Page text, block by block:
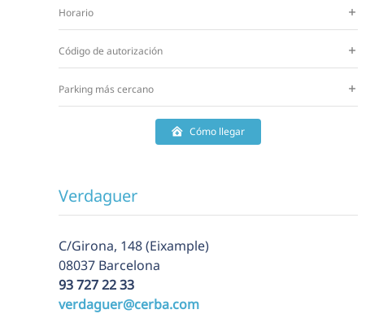
Horario
Código de autorización
Parking más cercano
Cómo llegar
Verdaguer
C/Girona, 148 (Eixample)
08037 Barcelona
93 727 22 33
verdaguer@cerba.com